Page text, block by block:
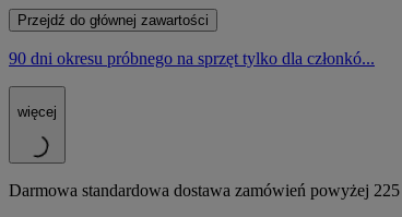
Przejdź do głównej zawartości
90 dni okresu próbnego na sprzęt tylko dla członkó...
więcej
Darmowa standardowa dostawa zamówień powyżej 225